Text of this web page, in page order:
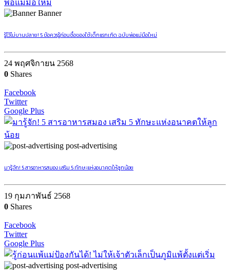
Banner
รู้ไว้ไม่บานปลาย! 5 ข้อควรรู้ก่อนซื้อของใช้เด็กแรกเกิด ฉบับพ่อแม่มือใหม่
24 พฤศจิกายน 2568
0 Shares
Facebook
Twitter
Google Plus
post-advertising
มารู้จัก! 5 สารอาหารสมอง เสริม 5 ทักษะแห่งอนาคตให้ลูกน้อย
19 กุมภาพันธ์ 2568
0 Shares
Facebook
Twitter
Google Plus
post-advertising